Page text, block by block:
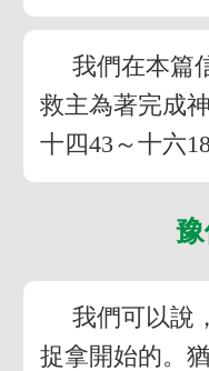
我們在本篇
救主為著完成
十四43～十六18
我們可以說
捉拿開始的。